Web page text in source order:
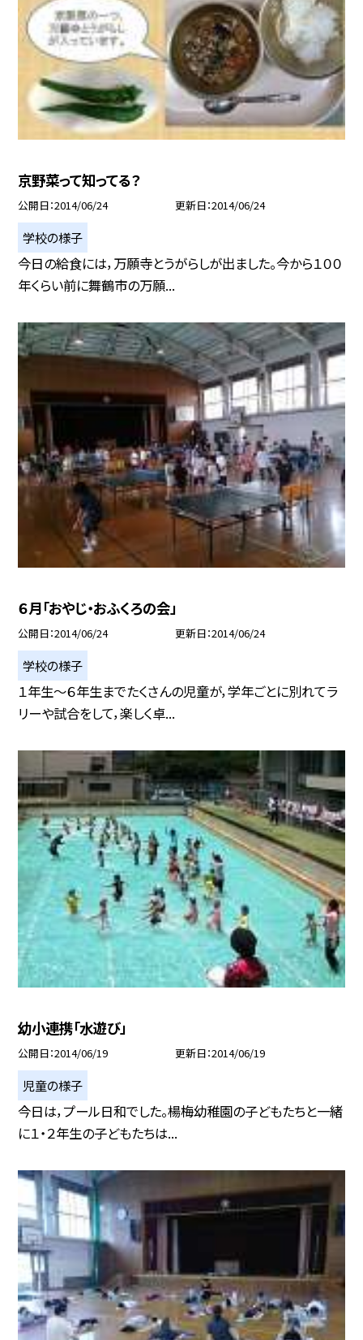
京野菜って知ってる？
公開日 2014/06/24 更新日 2014/06/24
学校の様子
今日の給食には，万願寺とうがらしが出ました。今から１００
年くらい前に舞鶴市の万願...
６月「おやじ・おふくろの会」
公開日 2014/06/24 更新日 2014/06/24
学校の様子
１年生〜６年生までたくさんの児童が，学年ごとに別れてラ
リーや試合をして，楽しく卓...
幼小連携「水遊び」
公開日 2014/06/19 更新日 2014/06/19
児童の様子
今日は，プール日和でした。楊梅幼稚園の子どもたちと一緒
に１・２年生の子どもたちは...